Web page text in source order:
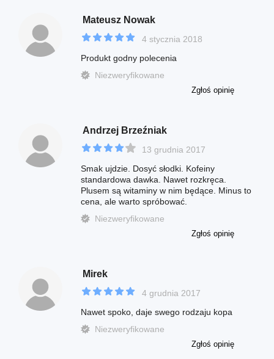
Mateusz Nowak
4 stycznia 2018
Produkt godny polecenia
Niezweryfikowane
Zgłoś opinię
Andrzej Brzeźniak
13 grudnia 2017
Smak ujdzie. Dosyć słodki. Kofeiny
standardowa dawka. Nawet rozkręca.
Plusem są witaminy w nim będące. Minus to
cena, ale warto spróbować.
Niezweryfikowane
Zgłoś opinię
Mirek
4 grudnia 2017
Nawet spoko, daje swego rodzaju kopa
Niezweryfikowane
Zgłoś opinię